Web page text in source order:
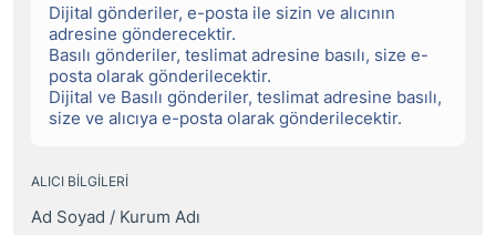
Dijital gönderiler, e-posta ile sizin ve alıcının
adresine gönderecektir.
Basılı gönderiler, teslimat adresine basılı, size e-
posta olarak gönderilecektir.
Dijital ve Basılı gönderiler, teslimat adresine basılı,
size ve alıcıya e-posta olarak gönderilecektir.
ALICI BILGILERI
Ad Soyad / Kurum Adı